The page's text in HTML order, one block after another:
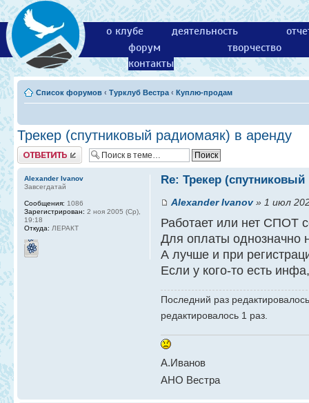
о клубе деятельность
форум
творчество
контакты
Список форумов ‹ Турклуб Вестра ‹ Куплю-продам
Трекер (спутниковый радиомаяк) в аренду
Ответить
Re: Трекер
Alexander Ivanov» 1 июл
Работает или нет СПОТ
Для оплаты однозначно
А лучше и при
Если у кого-то есть
Последний раз
редактировалось 1 раз.
А.Иванов
АНО Вестра
Alexander Ivanov
Завсегдатай
Сообщения: 1086
Зарегистрирован: 2 ноя 2005 (Ср),
19:18
Откуда: ЛЕРАКТ